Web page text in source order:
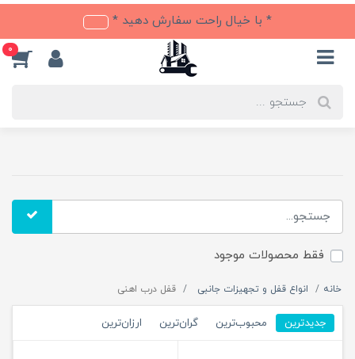
* با خیال راحت سفارش دهید *
0
فقط محصولات موجود
خانه انواع قفل و تجهیزات جانبی قفل درب اهنی
جدیدترین محبوب‌ترین گران‌ترین ارزان‌ترین